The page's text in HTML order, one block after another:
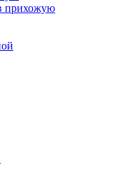
прихожую